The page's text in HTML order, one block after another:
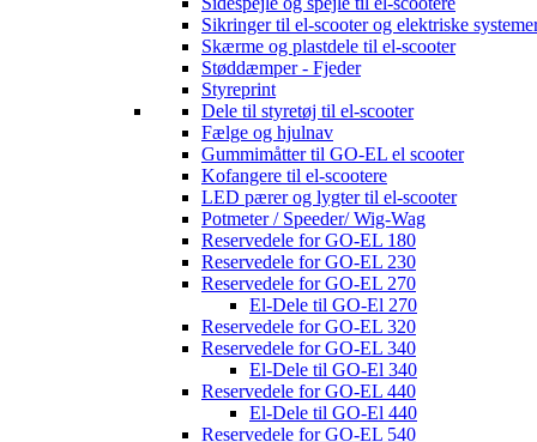
Sikringer til el-scooter og elektriske
Skærme og plastdele til el-scooter
Støddæmper - Fjeder
Styreprint
Dele til styretøj til el-scooter
Fælge og hjulnav
Gummimåtter til GO-EL el scooter
Kofangere til el-scootere
LED pærer og lygter til el-scooter
Potmeter / Speeder/ Wig-Wag
Reservedele for GO-EL 180
Reservedele for GO-EL 230
Reservedele for GO-EL 270
El-Dele til GO-El 270
Reservedele for GO-EL 320
Reservedele for GO-EL 340
El-Dele til GO-El 340
Reservedele for GO-EL 440
El-Dele til GO-El 440
Reservedele for GO-EL 540